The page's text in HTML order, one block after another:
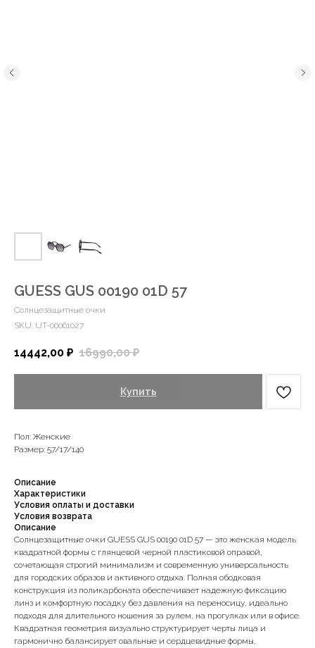
GUESS GUS 00190 01D 57
Солнцезащитные очки
SKU: UT-00061027
14442,00 ₽ 16990,00 ₽
Купить
Пол: Женские
Размер: 57/17/140
Описание
Характеристики
Условия оплаты и доставки
Условия возврата
Описание
Солнцезащитные очки GUESS GUS 00190 01D 57 — это женская модель
квадратной формы с глянцевой черной пластиковой оправой,
сочетающая строгий минимализм и современную универсальность
для городских образов и активного отдыха. Полная ободковая
конструкция из поликарбоната обеспечивает надежную фиксацию
линз и комфортную посадку без давления на переносицу, идеально
подходя для длительного ношения за рулем, на прогулках или в офисе.
Квадратная геометрия визуально структурирует черты лица и
гармонично балансирует овальные и сердцевидные формы,